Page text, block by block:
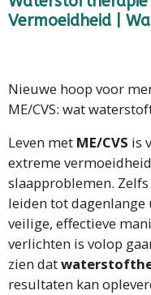
Vermoeidheid |
Nieuwe hoop voor
ME/CVS: wat
Leven met ME/CVS is
extreme
slaapproblemen.
leiden tot
veilige, effectieve
verlichten is volop
zien dat
resultaten kan